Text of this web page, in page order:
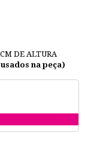
DE ALTURA
usados na peça)